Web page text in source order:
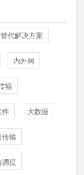
代解决方案
内外网
输
件 大数据
输
调度